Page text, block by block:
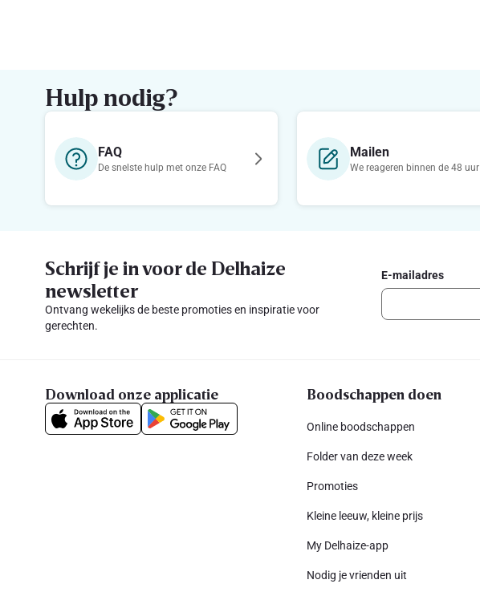
Hulp nodig?
FAQ
De snelste hulp met onze FAQ
Mailen
We reageren binnen de 48 uur
Schrijf je in voor de Delhaize
newsletter
Ontvang wekelijks de beste promoties en inspiratie voor
gerechten.
E-mailadres
Download onze applicatie Boodschappen doen
Online boodschappen
Folder van deze week
Promoties
Kleine leeuw, kleine prijs
My Delhaize-app
Nodig je vrienden uit